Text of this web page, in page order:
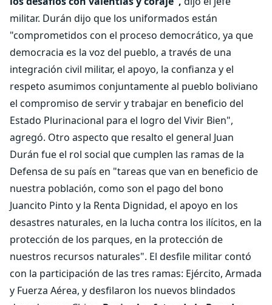
militar. Durán dijo que los uniformados están
"comprometidos con el proceso democrático, ya que
democracia es la voz del pueblo, a través de una
integración civil militar, el apoyo, la confianza y el
respeto asumimos conjuntamente al pueblo boliviano
el compromiso de servir y trabajar en beneficio del
Estado Plurinacional para el logro del Vivir Bien",
agregó. Otro aspecto que resalto el general Juan
Durán fue el rol social que cumplen las ramas de la
Defensa de su país en "tareas que van en beneficio de
nuestra población, como son el pago del bono
Juancito Pinto y la Renta Dignidad, el apoyo en los
desastres naturales, en la lucha contra los ilícitos, en la
protección de los parques, en la protección de
nuestros recursos naturales". El desfile militar contó
con la participación de las tres ramas: Ejército, Armada
y Fuerza Aérea, y desfilaron los nuevos blindados